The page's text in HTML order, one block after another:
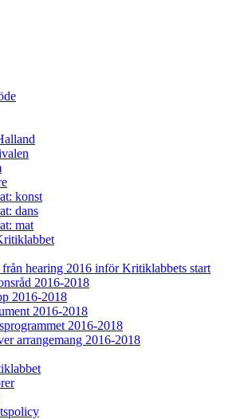
konst
dans
mat
hearing 2016 inför Kritiklabbets start
2016-2018
2016-2018
2016-2018
2016-2018
arrangemang 2016-2018